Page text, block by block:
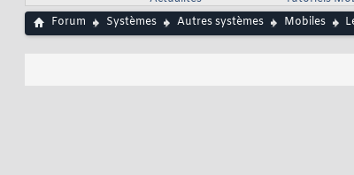
Forum
Systèmes Autres systèmes Mobiles